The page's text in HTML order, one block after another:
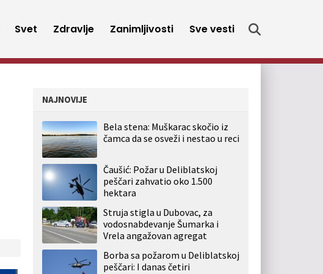
Svet Zdravlje Zanimljivosti Sve vesti
NAJNOVIJE
Bela stena: Muškarac skočio iz
čamca da se osveži i nestao u reci
Čaušić: Požar u Deliblatskoj
peščari zahvatio oko 1.500
hektara
Struja stigla u Dubovac, za
vodosnabdevanje Šumarka i
Vrela angažovan agregat
Borba sa požarom u Deliblatskoj
peščari: I danas četiri